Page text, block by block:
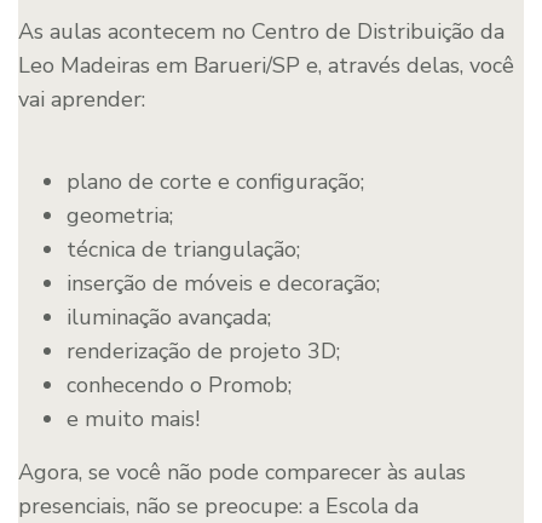
As aulas acontecem no Centro de Distribuição da
Leo Madeiras em Barueri/SP e, através delas, você
vai aprender:
plano de corte e configuração;
geometria;
técnica de triangulação;
inserção de móveis e decoração;
iluminação avançada;
renderização de projeto 3D;
conhecendo o Promob;
e muito mais!
Agora, se você não pode comparecer às aulas
presenciais, não se preocupe: a Escola da